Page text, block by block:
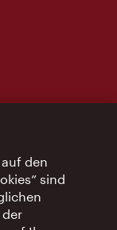
den
sind
der